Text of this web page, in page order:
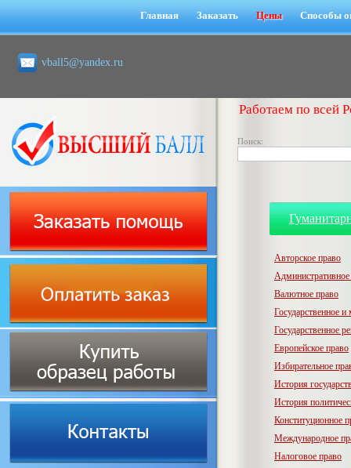
Главная Заказать Цены Способы
vball5@yandex.ru
Работаем по всей
Поиск:
Авторское право
Административное
Валютное право
Государственное
Государственное
Европейское право
Избирательное
История
История
Конституционное
Международное
Налоговое право